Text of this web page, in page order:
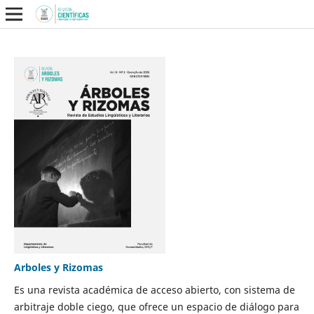
Arboles y Rizomas
Es una revista académica de acceso abierto, con sistema de
arbitraje doble ciego, que ofrece un espacio de diálogo para